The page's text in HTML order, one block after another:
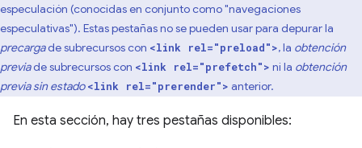
especulación (conocidas en conjunto como "navegaciones
especulativas"). Estas pestañas no se pueden usar para depurar la
precargade subrecursos con <link rel="preload">, la obtención
previade subrecursos con <link rel="prefetch"> ni la obtención
previa sin estado <link rel="prerender"> anterior.
En esta sección, hay tres pestañas disponibles: